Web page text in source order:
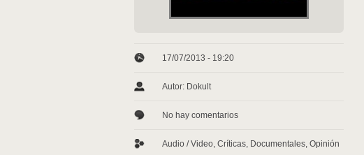
17/07/2013 - 19:20
Autor: Dokult
No hay comentarios
Audio / Video, Críticas, Documentales, Opinión